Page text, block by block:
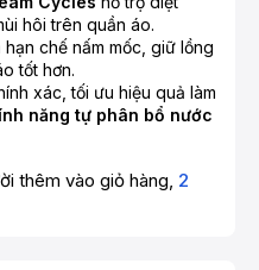
hôi trên quần áo.
hạn chế nấm mốc, giữ lồng
tốt hơn.
xác, tối ưu hiệu quả làm
năng tự phân bổ nước
thêm vào giỏ hàng, 2